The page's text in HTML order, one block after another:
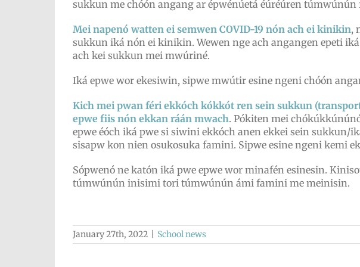
sukkun me chóón angang ar épwénúetá éúréúren túmwúnún
Mei napenó watten ei semwen COVID-19 nón ach ei kinikin,
sukkun iká nón ei kinikin. Wewen nge ach angangen epeti
ach kei sukkun mei mwúriné.
Iká epwe wor ekesiwin, sipwe mwútir esine ngeni chóón
Kich mei pwan féri ekkóch kókkót ren sein sukkun
epwe fiis nón ekkan ráán mwach. Pókiten mei
epwe éóch iká pwe si siwini ekkóch anen ekkei sein sukkun/
sisapw kon nien osukosuka famini. Sipwe esine ngeni kemi
Sópwenó ne katón iká pwe epwe wor minafén esinesin.
túmwúnún inisimi tori túmwúnún ámi famini me meinisin.
January 27th, 2022 School news